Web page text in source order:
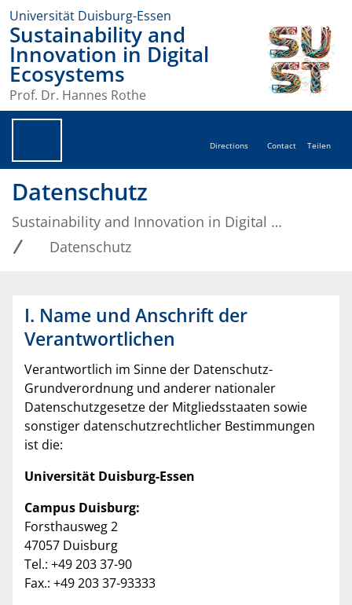
Universität Duisburg-Essen
Sustainability and
Innovation in Digital
Ecosystems
Prof. Dr. Hannes Rothe
Directions Contact Teilen
Datenschutz
Sustainability and Innovation in Digital Ecosystems
Datenschutz
I. Name und Anschrift der
Verantwortlichen
Verantwortlich im Sinne der Datenschutz-
Grundverordnung und anderer nationaler
Datenschutzgesetze der Mitgliedsstaaten sowie
sonstiger datenschutzrechtlicher Bestimmungen
ist die:
Universität Duisburg-Essen
Campus Duisburg:
Forsthausweg 2
47057 Duisburg
Tel.: +49 203 37-90
Fax.: +49 203 37-93333